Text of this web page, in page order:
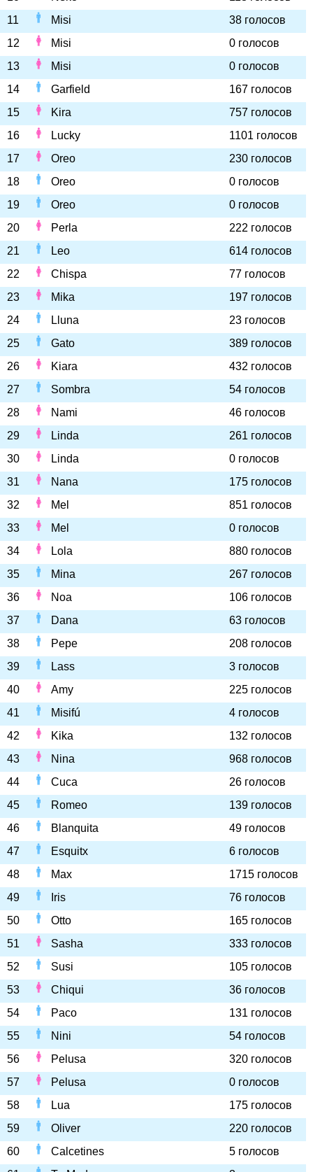
11
Misi
38 голосов
12
Misi
0 голосов
13
Misi
0 голосов
14
Garfield
167 голосов
15
Kira
757 голосов
16
Lucky
1101 голосов
17
Oreo
230 голосов
18
Oreo
0 голосов
19
Oreo
0 голосов
20
Perla
222 голосов
21
Leo
614 голосов
22
Chispa
77 голосов
23
Mika
197 голосов
24
Lluna
23 голосов
25
Gato
389 голосов
26
Kiara
432 голосов
27
Sombra
54 голосов
28
Nami
46 голосов
29
Linda
261 голосов
30
Linda
0 голосов
31
Nana
175 голосов
32
Mel
851 голосов
33
Mel
0 голосов
34
Lola
880 голосов
35
Mina
267 голосов
36
Noa
106 голосов
37
Dana
63 голосов
38
Pepe
208 голосов
39
Lass
3 голосов
40
Amy
225 голосов
41
Misifú
4 голосов
42
Kika
132 голосов
43
Nina
968 голосов
44
Cuca
26 голосов
45
Romeo
139 голосов
46
Blanquita
49 голосов
47
Esquitx
6 голосов
48
Max
1715 голосов
49
Iris
76 голосов
50
Otto
165 голосов
51
Sasha
333 голосов
52
Susi
105 голосов
53
Chiqui
36 голосов
54
Paco
131 голосов
55
Nini
54 голосов
56
Pelusa
320 голосов
57
Pelusa
0 голосов
58
Lua
175 голосов
59
Oliver
220 голосов
60
Calcetines
5 голосов